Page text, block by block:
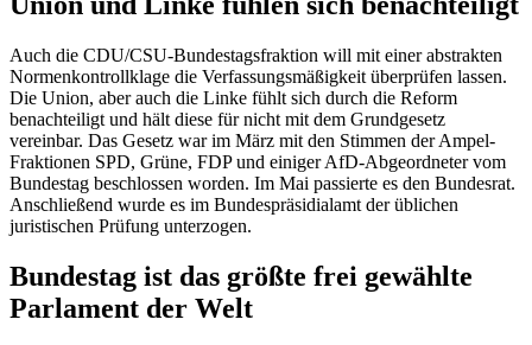
Auch die CDU/CSU-Bundestagsfraktion will mit einer abstrakten
Normenkontrollklage die Verfassungsmäßigkeit überprüfen lassen.
Die Union, aber auch die Linke fühlt sich durch die Reform
benachteiligt und hält diese für nicht mit dem Grundgesetz
vereinbar. Das Gesetz war im März mit den Stimmen der Ampel-
Fraktionen SPD, Grüne, FDP und einiger AfD-Abgeordneter vom
Bundestag beschlossen worden. Im Mai passierte es den Bundesrat.
Anschließend wurde es im Bundespräsidialamt der üblichen
juristischen Prüfung unterzogen.
Bundestag ist das größte frei gewählte
Parlament der Welt